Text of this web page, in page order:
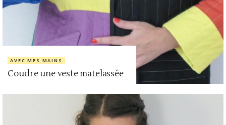
AVEC MES MAINS
Coudre une veste matelassée